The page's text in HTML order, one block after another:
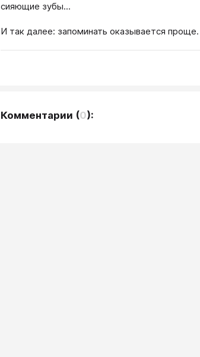
сияющие зубы...
И так далее: запоминать оказывается проще.
Комментарии (0):